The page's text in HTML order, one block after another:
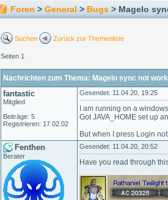
Foren > General > Bugs > Magelo
Suchen Zurück zur Themenliste
Seiten 1
Nachrichten zum Thema: Magelo sync not
fantastic
Mitglied
Beiträge: 5
Registrieren: 17.02.02
Gesendet: 11.04.20, 19:25
I am running on a
Got JAVA_HOME set up
But when I press Login
Fenthen
Berater
Gesendet: 11.04.20, 20:52
Have you read through